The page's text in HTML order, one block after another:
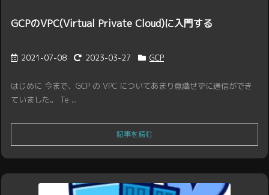
GCPのVPC(Virtual Private Cloud)に入門する
2021-07-08 2023-03-27 GCP
はじめに 今まで、GCP の VPC についてあまり意識せずに通信ができ
ていました。 Te ...
記事を読む